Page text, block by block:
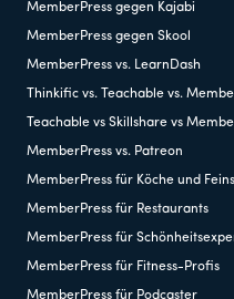
MemberPress gegen Kajabi
MemberPress gegen Skool
MemberPress vs. LearnDash
Thinkific vs. Teachable vs.
Teachable vs Skillshare vs
MemberPress vs. Patreon
MemberPress für Köche und
MemberPress für Restaurants
MemberPress für
MemberPress für Fitness-Profis
MemberPress für Podcaster